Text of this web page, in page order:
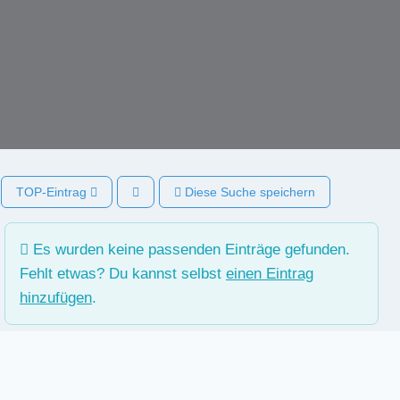
TOP-Eintrag Diese Suche speichern
Es wurden keine passenden Einträge gefunden.
Fehlt etwas? Du kannst selbst einen Eintrag
hinzufügen.